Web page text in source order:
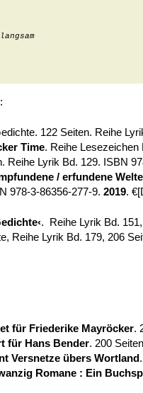
langsam
:
122 Seiten. Reihe
Time. Reihe Lesezeichen
Reihe Lyrik Bd. 129. ISBN
/ erfundene
978-3-86356-277-9. 2019.
. Reihe Lyrik Bd.
Reihe Lyrik Bd. 179, 206
für Friederike Mayröcker.
für Hans Bender. 200
Versnetze übers Wortland
Romane : Ein